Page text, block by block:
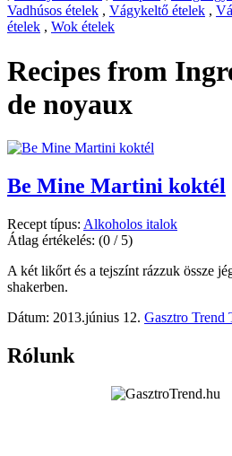
Vadhúsos ételek , Vágykeltő ételek ,
ételek , Wok ételek
Recipes from
de noyaux
Be Mine Martini koktél
Recept típus: Alkoholos italok
Átlag értékelés: (0 / 5)
A két likőrt és a tejszínt rázzuk össze
shakerben.
Dátum: 2013.június 12. Gasztro Trend
Rólunk